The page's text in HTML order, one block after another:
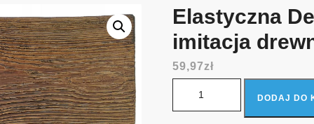
Elastyczna
imitacja
59,97zł
DODAJ DO